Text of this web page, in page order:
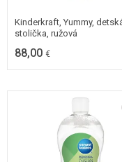
Kinderkraft, Yummy,
stolička, ružová
88,00 €